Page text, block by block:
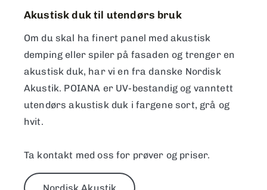
Akustisk duk til utendørs bruk
Om du skal ha finert panel med akustisk
demping ellerspiler på fasaden og trenger en
akustisk duk, har vi en fra danske Nordisk
Akustik. POIANA er UV-bestandig og vanntett
utendørs akustisk duk i fargene sort, grå og
hvit.
Ta kontakt med oss for prøver og priser.